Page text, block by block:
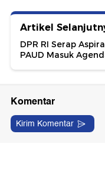
Artikel
DPR RI Serap
PAUD Masuk